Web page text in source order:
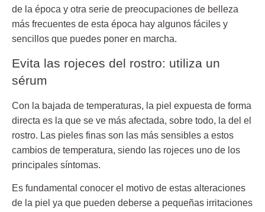
de la época y otra serie de preocupaciones de belleza
más frecuentes de esta época hay algunos fáciles y
sencillos que puedes poner en marcha.
Evita las rojeces del rostro: utiliza un
sérum
Con la bajada de temperaturas, la piel expuesta de forma
directa es la que se ve más afectada, sobre todo, la del el
rostro. Las pieles finas son las más sensibles a estos
cambios de temperatura, siendo las rojeces uno de los
principales síntomas.
Es fundamental conocer el motivo de estas alteraciones
de la piel ya que pueden deberse a pequeñas irritaciones